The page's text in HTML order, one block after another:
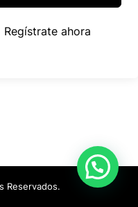
Regístrate ahora
Reservados.